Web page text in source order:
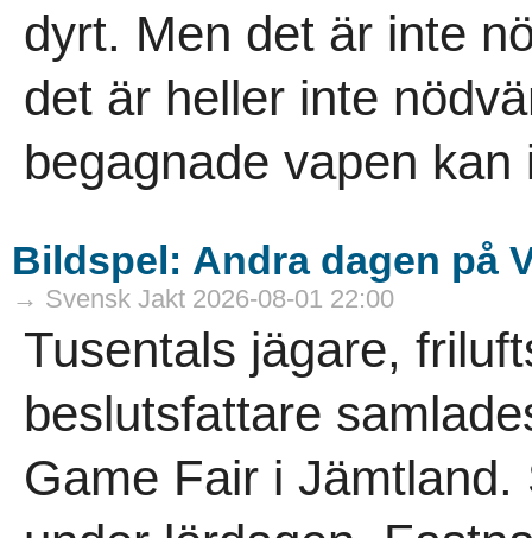
dyrt. Men det är inte
det är heller inte
­begagnade vapen
Bildspel: Andra dagen på
→ Svensk Jakt 2026-08-01 22:00
Tusentals jägare,
beslutsfattare
Game Fair i